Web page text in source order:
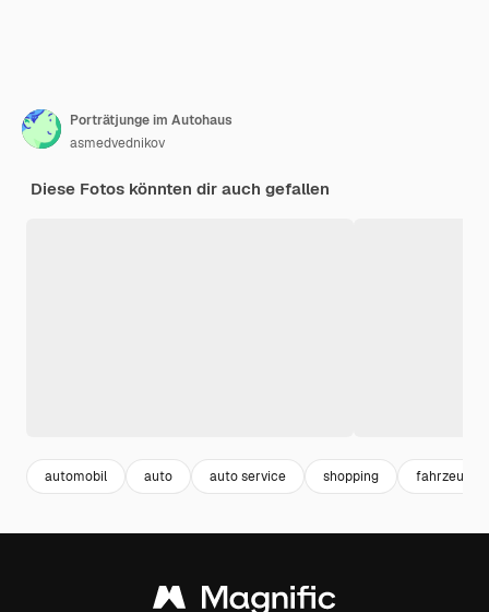
Porträtjunge im Autohaus
asmedvednikov
Diese Fotos könnten dir auch gefallen
automobil auto auto service shopping fahrzeuge